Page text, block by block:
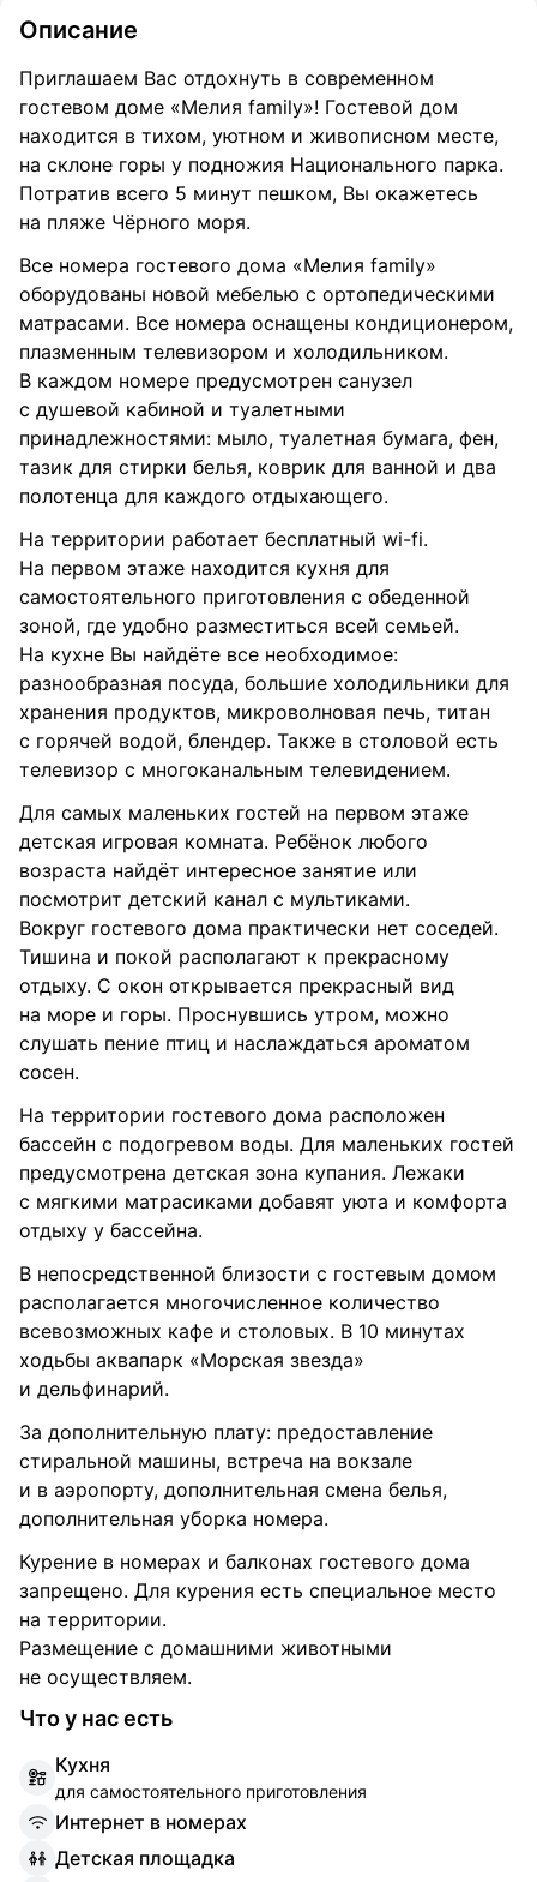
Описание
Приглашаем Вас отдохнуть в современном
гостевом доме «Мелия family»! Гостевой дом
находится в тихом, уютном и живописном месте,
на склоне горы у подножия Национального парка.
Потратив всего 5 минут пешком, Вы окажетесь
на пляже Чёрного моря.
Все номера гостевого дома «Мелия family»
оборудованы новой мебелью с ортопедическими
матрасами. Все номера оснащены кондиционером,
плазменным телевизором и холодильником.
В каждом номере предусмотрен санузел
с душевой кабиной и туалетными
принадлежностями: мыло, туалетная бумага, фен,
тазик для стирки белья, коврик для ванной и два
полотенца для каждого отдыхающего.
На территории работает бесплатный wi-fi.
На первом этаже находится кухня для
самостоятельного приготовления с обеденной
зоной, где удобно разместиться всей семьей.
На кухне Вы найдёте все необходимое:
разнообразная посуда, большие холодильники для
хранения продуктов, микроволновая печь, титан
с горячей водой, блендер. Также в столовой есть
телевизор с многоканальным телевидением.
Для самых маленьких гостей на первом этаже
детская игровая комната. Ребёнок любого
возраста найдёт интересное занятие или
посмотрит детский канал с мультиками.
Вокруг гостевого дома практически нет соседей.
Тишина и покой располагают к прекрасному
отдыху. С окон открывается прекрасный вид
на море и горы. Проснувшись утром, можно
слушать пение птиц и наслаждаться ароматом
сосен.
На территории гостевого дома расположен
бассейн с подогревом воды. Для маленьких гостей
предусмотрена детская зона купания. Лежаки
с мягкими матрасиками добавят уюта и комфорта
отдыху у бассейна.
В непосредственной близости с гостевым домом
располагается многочисленное количество
всевозможных кафе и столовых. В 10 минутах
ходьбы аквапарк «Морская звезда»
и дельфинарий.
За дополнительную плату: предоставление
стиральной машины, встреча на вокзале
и в аэропорту, дополнительная смена белья,
дополнительная уборка номера.
Курение в номерах и балконах гостевого дома
запрещено. Для курения есть специальное место
на территории.
Размещение с домашними животными
не осуществляем.
Что у нас есть
Кухня
для самостоятельного приготовления
Интернет в номерах
Детская площадка